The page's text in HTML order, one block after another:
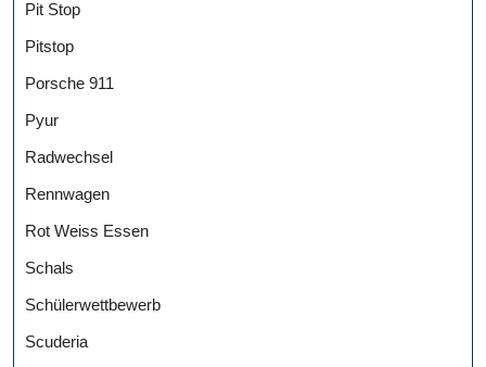
Pit Stop
Pitstop
Porsche 911
Pyur
Radwechsel
Rennwagen
Rot Weiss Essen
Schals
Schülerwettbewerb
Scuderia